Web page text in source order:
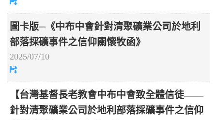
圖卡版─《中布中會針對清聚礦業公司於地利
部落採礦事件之信仰關懷牧函》
2025/07/10
【台灣基督長老教會中布中會致全體信徒——
針對清聚礦業公司於地利部落採礦事件之信仰